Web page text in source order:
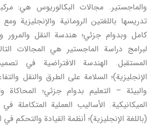
والماجستير. مجالات البكالوريوس هي:
تدريسها باللغتين الرومانية والإنجليزية
كامل وبدوام جزئي؛ هندسة النقل والمرور
لبرامج دراسة الماجستير هي المجالات
المستقبل. الهندسة الافتراضية في
الإنجليزية)؛ السلامة على الطرق والنقل
والبيئة – التعليم بدوام جزئي؛ المحاكاة
الميكانيكية. الأساليب العملية المتكاملة
(باللغة الإنجليزية)؛ أنظمة القيادة والتحكم في